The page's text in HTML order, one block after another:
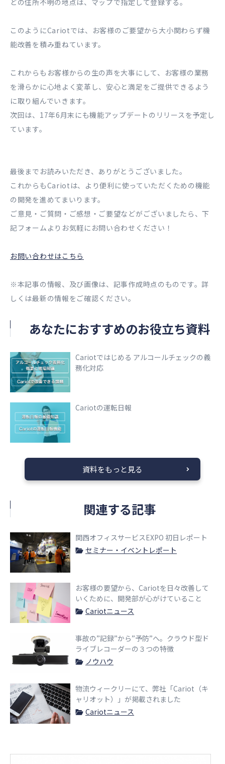
どの住所不明の地点は、マップで指定して登録する。
このようにCariotでは、お客様のご要望から大小関わらず機
能改善を積み重ねています。
これからもお客様からの生の声を大事にして、お客様の業務
を滑らかに心地よく変革し、安心と満足をご提供できるよう
に取り組んでいきます。
次回は、17年6月末にも機能アップデートのリリースを予定し
ています。
最後までお読みいただき、ありがとうございました。
これからもCariotは、より便利に使っていただくための機能
の開発を進めてまいります。
ご意見・ご質問・ご感想・ご要望などがございましたら、下
記フォームよりお気軽にお問い合わせください！
お問い合わせはこちら
※本記事の情報、及び画像は、記事作成時点のものです。詳
しくは最新の情報をご確認ください。
あなたにおすすめのお役立ち資料
Cariotではじめる アルコールチェックの義
務化対応
Cariotの運転日報
資料をもっと見る
関連する記事
関西オフィスサービスEXPO 初日レポート
セミナー・イベントレポート
お客様の要望から、Cariotを日々改善して
いくために、開発部が心がけていること
Cariotニュース
事故の”記録”から”予防”へ。クラウド型ド
ライブレコーダーの３つの特徴
ノウハウ
物流ウィークリーにて、弊社「Cariot（キ
ャリオット）」が掲載されました
Cariotニュース